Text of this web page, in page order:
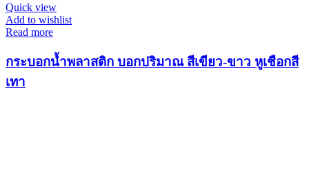
Quick view
Add to wishlist
Read more
กระบอกน้ำพลาสติก บอกปริมาณ สีเขียว-ขาว หูเชือกสี
เทา